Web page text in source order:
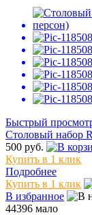
Быстрый
Столовый набор
500 руб.
Купить в 1 клик
Подробнее
Купить в 1 клик
В избранное
44396 мало